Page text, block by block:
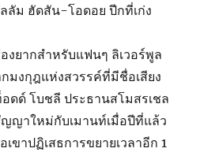
ลัม ฮัดสัน-โอดอย ปีกที่เก่ง
งยากสำหรับแฟนๆ ลิเวอร์พูล
กมงกุฎแห่งสวรรค์ที่มีชื่อเสียง
ดด์ โบชลี ประธานสโมสรเชล
ญาใหม่กับเมานท์เมื่อปีที่แล้ว
เขาปฏิเสธการขยายเวลาอีก 1